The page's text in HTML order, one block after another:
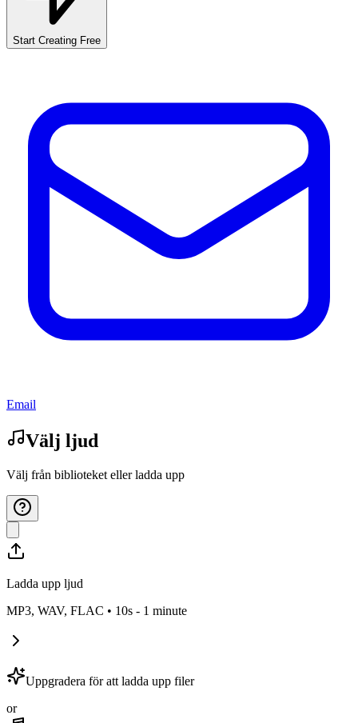
Start Creating Free
Email
Välj ljud
Välj från biblioteket eller ladda upp
Ladda upp ljud
MP3, WAV, FLAC • 10s - 1 minute
Uppgradera för att ladda upp filer
or